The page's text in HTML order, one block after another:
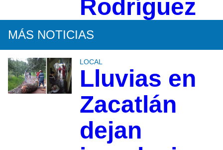
Rodríguez
MÁS NOTICIAS
LOCAL
Lluvias en
Zacatlán
dejan